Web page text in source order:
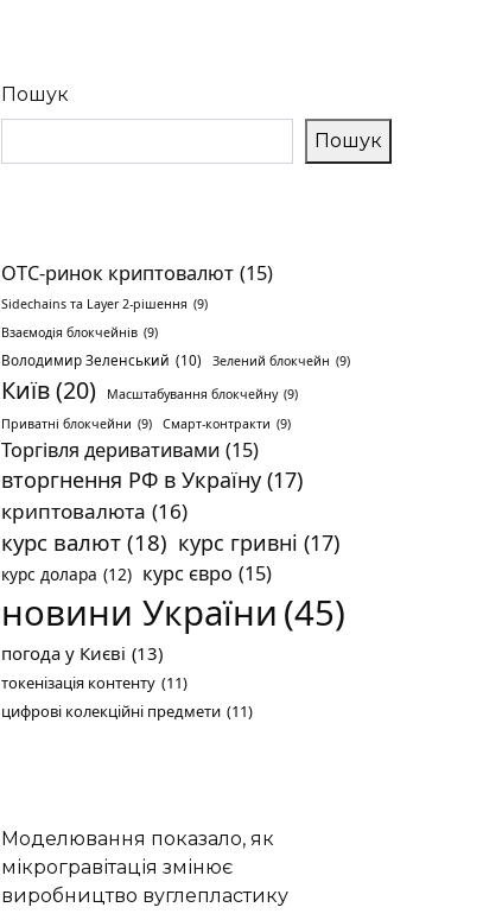
Пошук
Пошук
OTC-ринок криптовалют (15)
Sidechains та Layer 2-рішення (9)
Взаємодія блокчейнів (9)
Володимир Зеленський (10) Зелений блокчейн (9)
Київ(20) Масштабування блокчейну (9)
Приватні блокчейни (9) Смарт-контракти (9)
Торгівля деривативами (15)
вторгнення РФ в Україну (17)
криптовалюта (16)
курс валют (18) курс гривні (17)
курс долара (12) курс євро (15)
новини України (45)
погода у Києві (13)
токенізація контенту (11)
цифрові колекційні предмети (11)
Моделювання показало, як
мікрогравітація змінює
виробництво вуглепластику